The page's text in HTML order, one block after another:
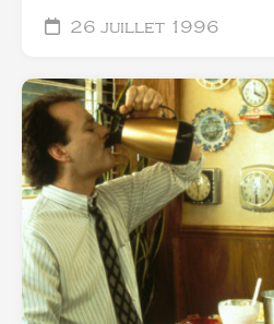
26 juillet 1996